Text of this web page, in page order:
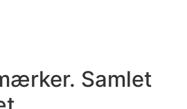
Samlet